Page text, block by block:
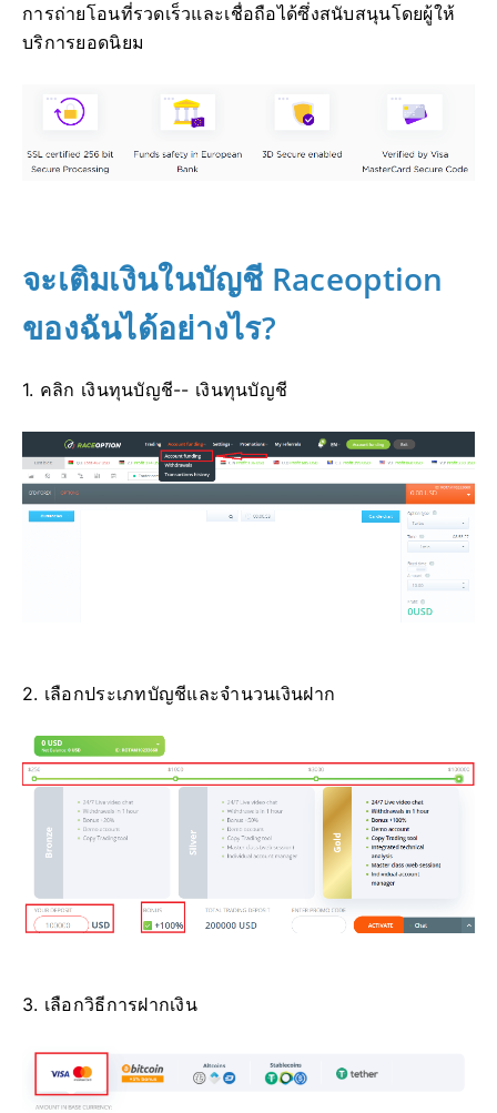
การถ่ายโอนที่รวดเร็วและเชื่อถือได้ซึ่งสนับสนุนโดยผู้ให้
บริการยอดนิยม
จะเติมเงินในบัญชี Raceoption
ของฉันได้อย่างไร?
1. คลิก เงินทุนบัญชี-- เงินทุนบัญชี
2. เลือกประเภทบัญชีและจำนวนเงินฝาก
3. เลือกวิธีการฝากเงิน